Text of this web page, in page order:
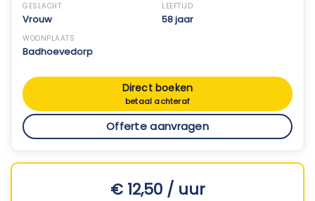
GESLACHT
Vrouw
LEEFTIJD
58 jaar
WOONPLAATS
Badhoevedorp
Direct boeken
betaal achteraf
Offerte aanvragen
€ 12,50 / uur